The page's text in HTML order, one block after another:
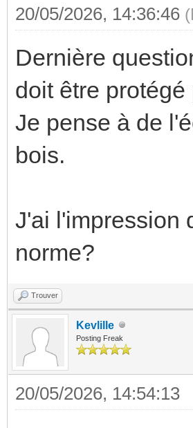
20/05/2026, 14:36:46
Dernière
doit être
Je pense à de
bois.
J'ai l'impression
norme?
Trouver
Kevlille
Posting Freak
20/05/2026, 14:54:13